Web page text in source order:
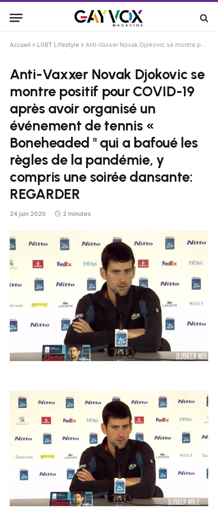
Accueil » LGBT Lifestyle » Anti-Vaxxer Novak Djokovic se montre positif pour COVID-19 après avoir organisé un événement de tennis « Boneheaded '' qui a bafoué les règles de la pandémie, y compris une soirée dansante: REGARDER
Anti-Vaxxer Novak Djokovic se
montre positif pour COVID-19
après avoir organisé un
événement de tennis «
Boneheaded '' qui a bafoué les
règles de la pandémie, y
compris une soirée dansante:
REGARDER
24 juin 2020 2 minutes